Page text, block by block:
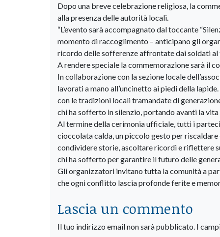
Dopo una breve celebrazione religiosa, la
alla presenza delle autorità locali.
“L’evento sarà accompagnato dal toccante
momento di raccoglimento – anticipano gli
ricordo delle sofferenze affrontate dai soldati al
A rendere speciale la commemorazione sarà il
In collaborazione con la sezione locale
lavorati a mano all’uncinetto ai piedi della
con le tradizioni locali tramandate di
chi ha sofferto in silenzio, portando avanti la
Al termine della cerimonia ufficiale, tutti i
cioccolata calda, un piccolo gesto per
condividere storie, ascoltare ricordi e riflettere
chi ha sofferto per garantire il futuro delle
Gli organizzatori invitano tutta la comunità a
che ogni conflitto lascia profonde ferite e
Lascia un commento
Il tuo indirizzo email non sarà pubblicato. I